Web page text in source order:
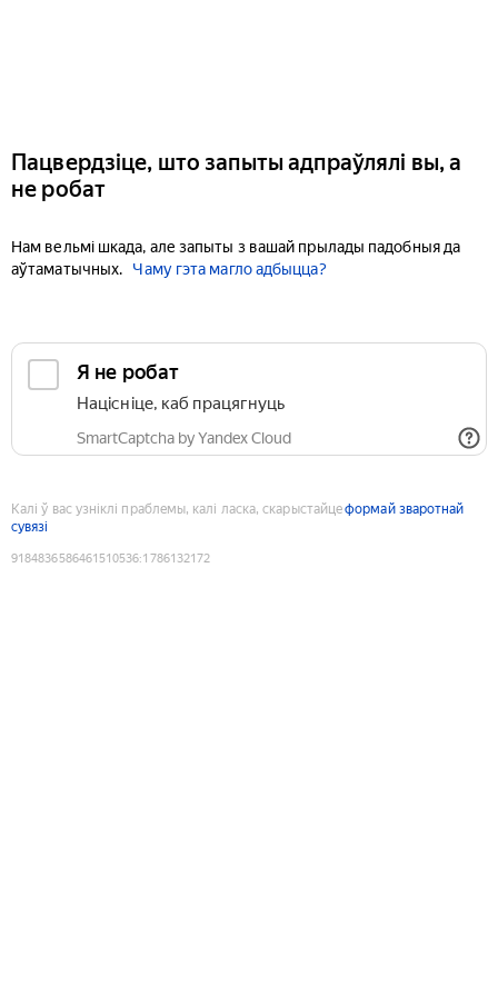
Пацвердзіце, што запыты адпраўлялі вы, а
не робат
Нам вельмі шкада, але запыты з вашай прылады падобныя да
аўтаматычных.
Чаму гэта магло адбыцца?
Я не робат
Націсніце, каб працягнуць
SmartCaptcha by Yandex Cloud
Калі ў вас узніклі праблемы, калі ласка, скарыстайцеформай зваротнай
сувязі
9184836586461510536:1786132172